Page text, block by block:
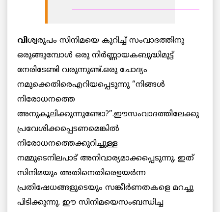
_____________________________________
വിശ്വരൂപം സിനിമയെ കുറിച്ച് സംവാദത്തിനു
ഒരുങ്ങുമ്പോള്‍ ഒരു നിര്‍ണ്ണായകബുദ്ധിമുട്ട്
നേരിടേണ്ടി വരുന്നുണ്ട്.ഒരു ചോദ്യം
നമുക്കെതിരെഎറിയപ്പെടുന്നു “നിങ്ങള്‍
നിരോധനത്തെ
അനുകൂലിക്കുന്നുണ്ടോ?”.ഈസംവാദത്തിലേക്കു
പ്രവേശിക്കപ്പെടണമെങ്കില്‍
നിരോധനത്തെക്കുറിച്ചുള്ള
നമ്മുടെനിലപാട് അനിവാര്യമാക്കപ്പെടുന്നു. ഇത്
സിനിമയും അതിനെതിരെഉയര്‍ന്ന
പ്രതിഷേധങ്ങളുടെയും സങ്കീര്‍ണതകളെ മറച്ചു
പിടിക്കുന്നു. ഈ സിനിമയെസംബന്ധിച്ച